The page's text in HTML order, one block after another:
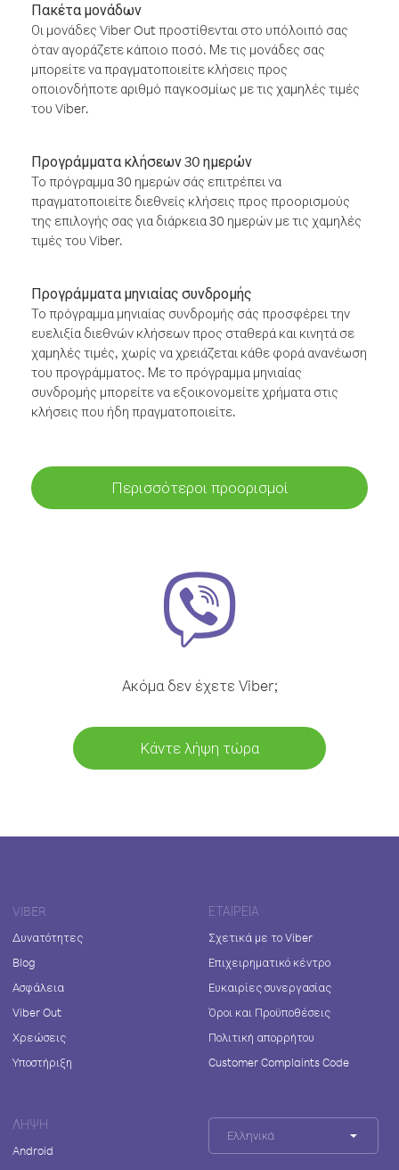
Πακέτα μονάδων
Οι μονάδες Viber Out προστίθενται στο υπόλοιπό σας
όταν αγοράζετε κάποιο ποσό. Με τις μονάδες σας
μπορείτε να πραγματοποιείτε κλήσεις προς
οποιονδήποτε αριθμό παγκοσμίως με τις χαμηλές τιμές
του Viber.
Προγράμματα κλήσεων 30 ημερών
Το πρόγραμμα 30 ημερών σάς επιτρέπει να
πραγματοποιείτε διεθνείς κλήσεις προς προορισμούς
της επιλογής σας για διάρκεια 30 ημερών με τις χαμηλές
τιμές του Viber.
Προγράμματα μηνιαίας συνδρομής
Το πρόγραμμα μηνιαίας συνδρομής σάς προσφέρει την
ευελιξία διεθνών κλήσεων προς σταθερά και κινητά σε
χαμηλές τιμές, χωρίς να χρειάζεται κάθε φορά ανανέωση
του προγράμματος. Με το πρόγραμμα μηνιαίας
συνδρομής μπορείτε να εξοικονομείτε χρήματα στις
κλήσεις που ήδη πραγματοποιείτε.
Περισσότεροι προορισμοί
Ακόμα δεν έχετε Viber;
Κάντε λήψη τώρα
VIBER
Δυνατότητες
Blog
Ασφάλεια
Viber Out
Χρεώσεις
Υποστήριξη
ΕΤΑΙΡΕΊΑ
Σχετικά με το Viber
Επιχειρηματικό κέντρο
Ευκαιρίες συνεργασίας
Όροι και Προϋποθέσεις
Πολιτική απορρήτου
Customer Complaints Code
ΛΉΨΗ
Android
Ελληνικά